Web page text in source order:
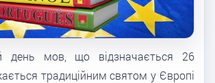
день мов, що відзначається 26
традиційним святом у Європі